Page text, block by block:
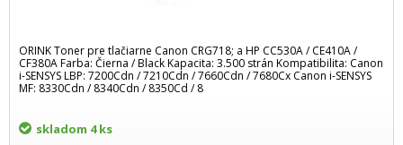
ORINK Toner pre tlačiarne Canon CRG718; a HP CC530A / CE410A /
CF380A Farba: Čierna / Black Kapacita: 3.500 strán Kompatibilita: Canon
i-SENSYS LBP: 7200Cdn / 7210Cdn / 7660Cdn / 7680Cx Canon i-SENSYS
MF: 8330Cdn / 8340Cdn / 8350Cd / 8
skladom 4 ks